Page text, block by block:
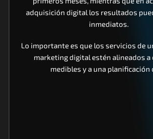
adquisición digital los resultados
inmediatos.
Lo importante es que los servicios de
marketing digital estén alineados
medibles y a una planificación